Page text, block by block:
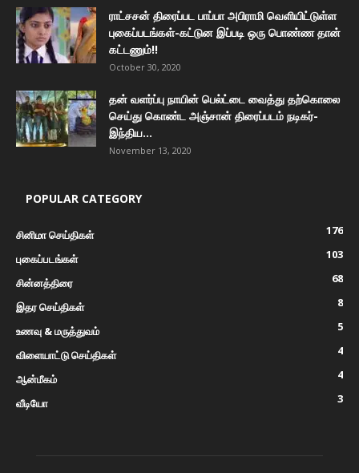
ராட்சசன் திரைப்பட பாப்பா அபிராமி வெளியிட்டுள்ள
புகைப்படங்கள்-கட்டுன இப்படி ஒரு பொண்ண தான்
கட்டணும்!!
October 30, 2020
தன் வளர்ப்பு நாயின் பெல்ட்டை வைத்து தற்கொலை
செய்து கொண்ட அஞ்சான் திரைப்படம் நடிகர்-
இந்திய...
November 13, 2020
POPULAR CATEGORY
சினிமா செய்திகள்
176
புகைப்படங்கள்
103
சின்னத்திரை
68
இதர செய்திகள்
8
உணவு & மருத்துவம்
5
விளையாட்டு செய்திகள்
4
ஆன்மீகம்
4
வீடியோ
3